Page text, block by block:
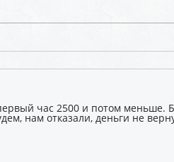
час 2500 и потом меньше.
нам отказали, деньги не